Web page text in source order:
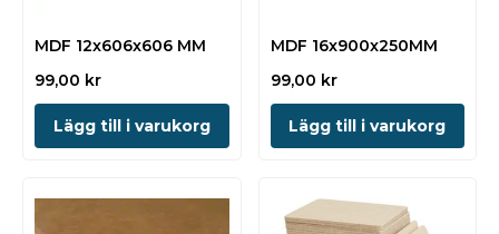
MDF 12x606x606 MM
99,00 kr
Lägg till i varukorg
MDF 16x900x250MM
99,00 kr
Lägg till i varukorg